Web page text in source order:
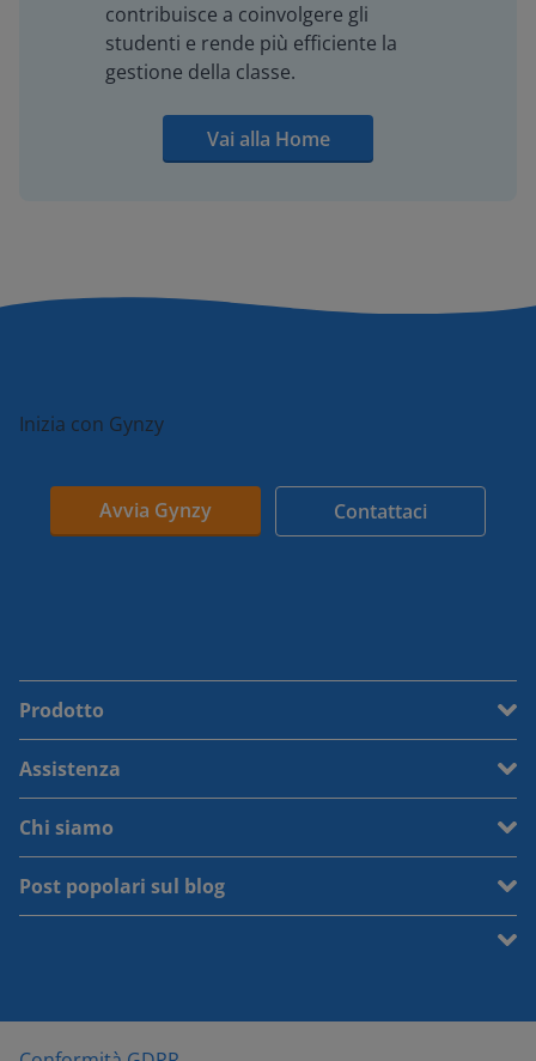
contribuisce a coinvolgere gli
studenti e rende più efficiente la
gestione della classe.
Vai alla Home
Inizia con Gynzy
Avvia Gynzy Contattaci
Prodotto
Assistenza
Chi siamo
Post popolari sul blog